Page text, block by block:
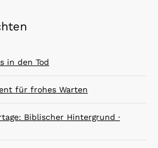
in den Tod
für frohes Warten
Biblischer Hintergrund ·